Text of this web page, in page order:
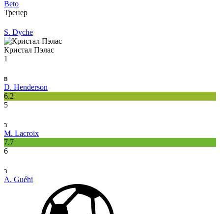
Beto
Тренер
S. Dyche
Кристал Пэлас
1
в
D. Henderson
6.2
5
з
M. Lacroix
7.7
6
з
A. Guéhi